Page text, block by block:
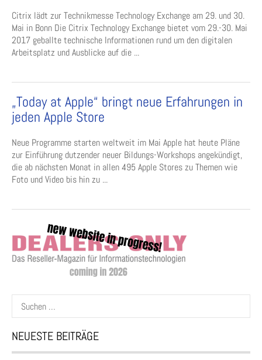
Citrix lädt zur Technikmesse Technology Exchange am 29. und 30.
Mai in Bonn Die Citrix Technology Exchange bietet vom 29.-30. Mai
2017 geballte technische Informationen rund um den digitalen
Arbeitsplatz und Ausblicke auf die ...
„Today at Apple“ bringt neue Erfahrungen in
jeden Apple Store
Neue Programme starten weltweit im Mai Apple hat heute Pläne
zur Einführung dutzender neuer Bildungs-Workshops angekündigt,
die ab nächsten Monat in allen 495 Apple Stores zu Themen wie
Foto und Video bis hin zu ...
Suchen
nach:
NEUESTE BEITRÄGE